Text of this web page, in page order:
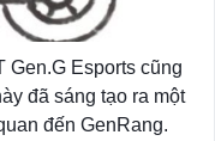
Gen.G Esports cũng
đã sáng tạo ra một
đến GenRang.